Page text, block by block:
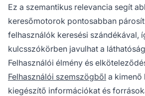
Ez a szemantikus relevancia segít
keresőmotorok pontosabban
felhasználók keresési szándékával,
kulcsszókörben javulhat a
Felhasználói élmény és
Felhasználói szemszögből a kimenő
kiegészítő információkat és